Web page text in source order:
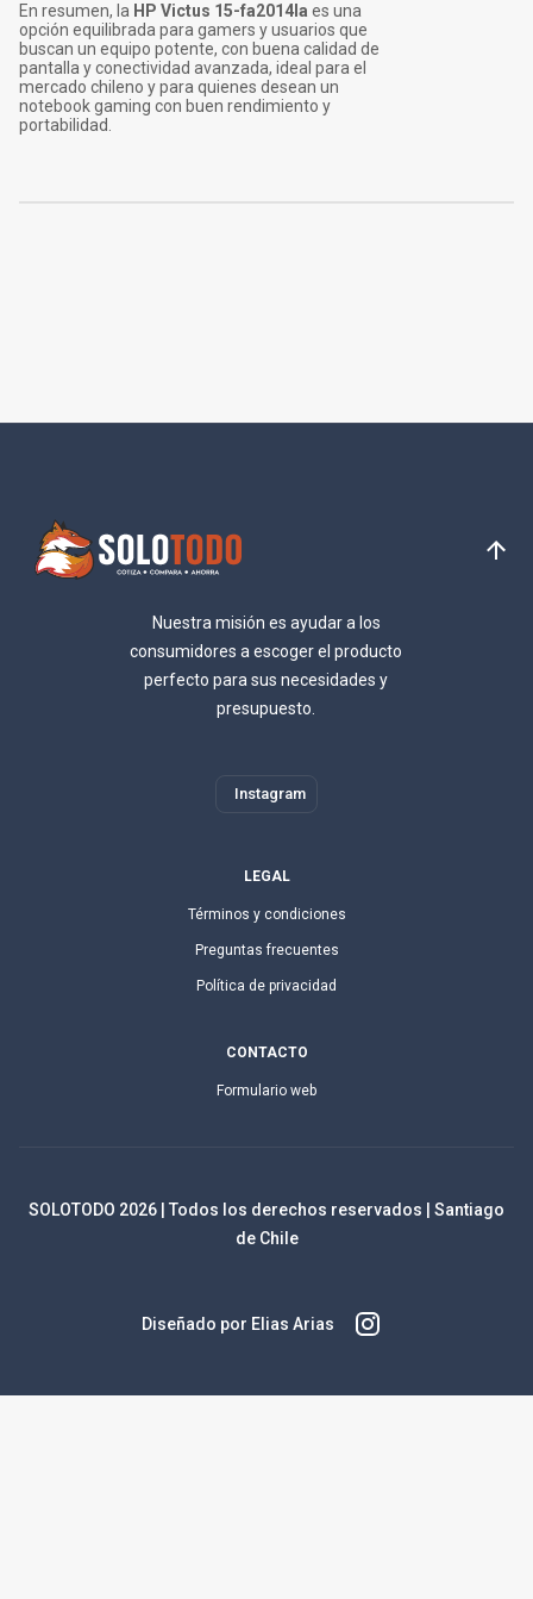
En resumen, la HP Victus 15-fa2014la es una
opción equilibrada para gamers y usuarios que
buscan un equipo potente, con buena calidad de
pantalla y conectividad avanzada, ideal para el
mercado chileno y para quienes desean un
notebook gaming con buen rendimiento y
portabilidad.
Nuestra misión es ayudar a los
consumidores a escoger el producto
perfecto para sus necesidades y
presupuesto.
Instagram
LEGAL
Términos y condiciones
Preguntas frecuentes
Política de privacidad
CONTACTO
Formulario web
SOLOTODO 2026 | Todos los derechos reservados | Santiago
de Chile
Diseñado por Elias Arias